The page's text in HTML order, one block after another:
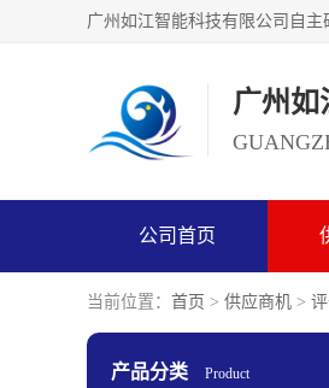
广州如
公司首页
当前位置： 首页 > 供应商机 >
产品分类 Product